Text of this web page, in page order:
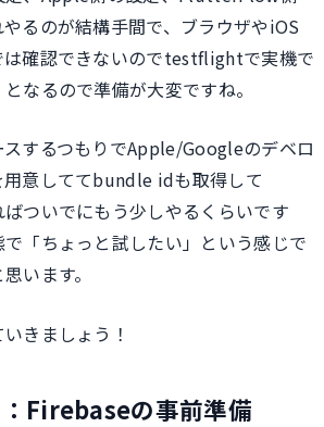
るのが結構手間で、ブラウザやiOS
は確認できないのでtestflightで実機で
なるので準備が大変ですね。
するつもりでApple/Googleのデベロ
用意しててbundle idも取得して
ついでにもう少しやるくらいです
「ちょっと試したい」という感じで
います。
きましょう！
Firebaseの事前準備